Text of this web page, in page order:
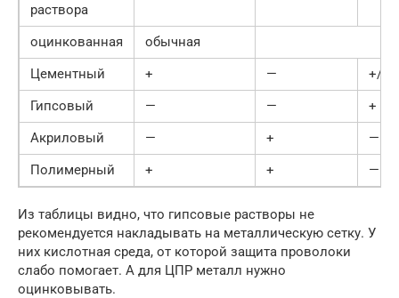
раствора
оцинкованная
обычная
Цементный
+ —
+/-
Гипсовый
— —
+
Акриловый
— +
—
Полимерный
+ + —
Из таблицы видно, что гипсовые растворы не
рекомендуется накладывать на металлическую сетку. У
них кислотная среда, от которой защита проволоки
слабо помогает. А для ЦПР металл нужно
оцинковывать.